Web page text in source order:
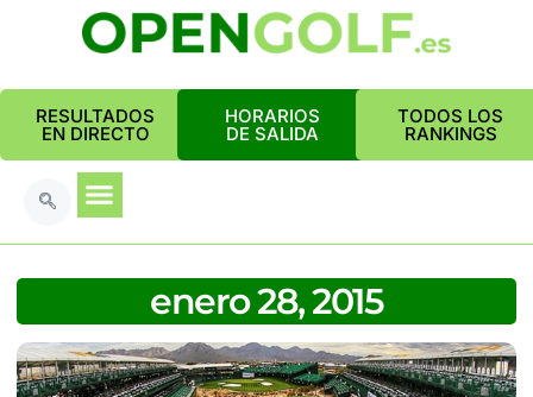
RESULTADOS
EN DIRECTO
HORARIOS
DE SALIDA
TODOS LOS
RANKINGS
enero 28, 2015